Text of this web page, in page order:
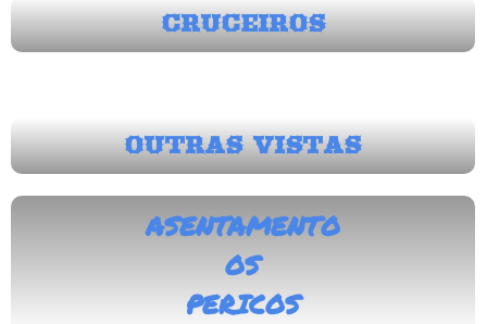
CRUCEIROS
OUTRAS VISTAS
ASENTAMENTO
OS
PERICOS